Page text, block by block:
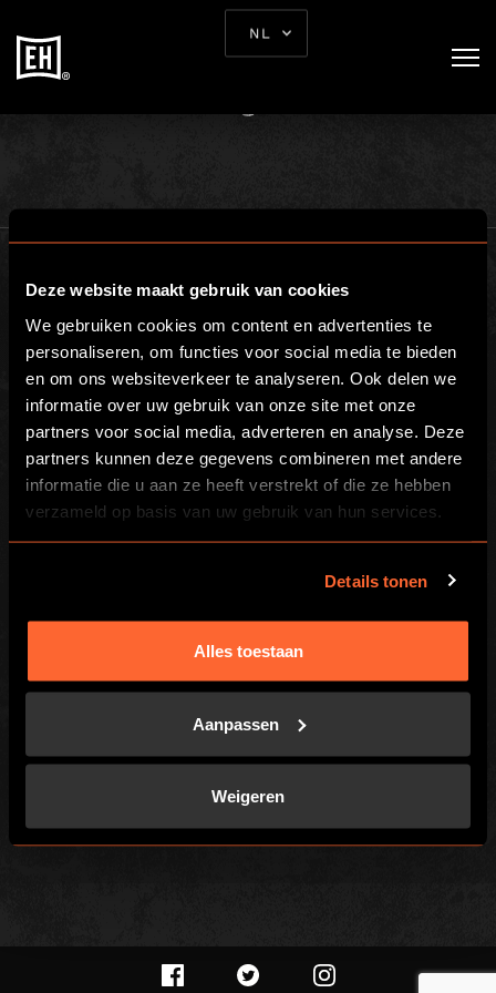
Deze website maakt gebruik van cookies
We gebruiken cookies om content en advertenties te
personaliseren, om functies voor social media te bieden
en om ons websiteverkeer te analyseren. Ook delen we
informatie over uw gebruik van onze site met onze
partners voor social media, adverteren en analyse. Deze
partners kunnen deze gegevens combineren met andere
informatie die u aan ze heeft verstrekt of die ze hebben
verzameld op basis van uw gebruik van hun services.
Details tonen
Alles toestaan
Aanpassen
Weigeren
NL
L’AVENTURE COMMENCE
ICI
Escape Hunt Group Ltd © 2024. All Rights Reserved.Company number:
10676408
Registered address: Boom Battle Bar Oxford Street, Ground Floor and
Basement level, 70-88 Oxford Street, London, W1D 1BS
WERELDWIJD
PLAATSELIJK
Customer Reviews
PRIVACYBELEID
Vacatures